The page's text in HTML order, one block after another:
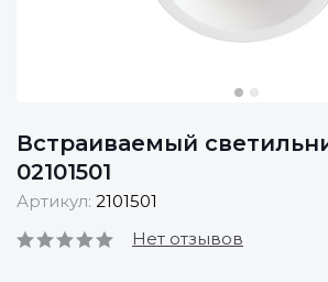
Встраиваемый
02101501
Артикул: 2101501
Нет отзывов